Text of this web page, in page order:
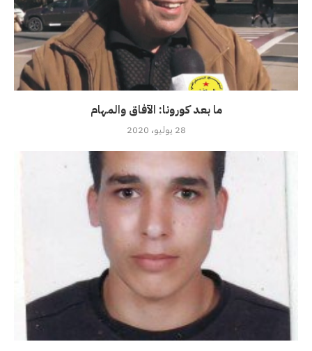
ما بعد كورونا: الآفاق والمهام
28 يوليو، 2020